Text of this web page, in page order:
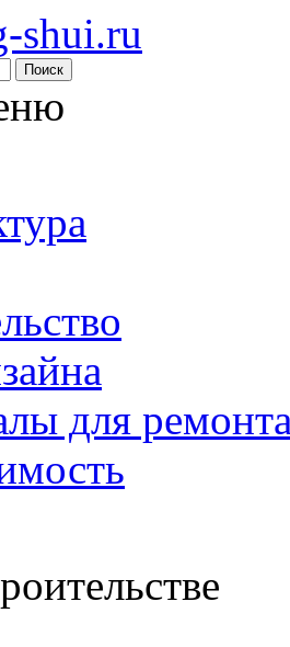
shui.ru
для